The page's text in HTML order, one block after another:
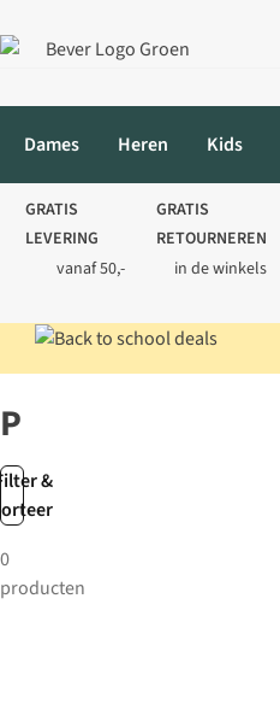
Dames Heren Kids
GRATIS
LEVERING
vanaf 50,-
GRATIS
RETOURNEREN
in de winkels
&
PELCKMANS
0
producten